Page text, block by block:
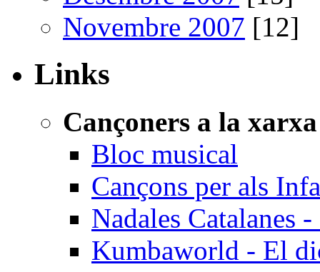
Novembre 2007 [12]
Links
Cançoners a la xarxa
Bloc musical
Cançons per als
Nadales Catalanes
Kumbaworld - El